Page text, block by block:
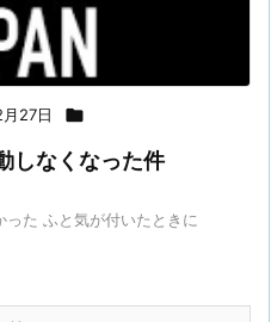
27日 
しなくなった件
た ふと気が付いたときに